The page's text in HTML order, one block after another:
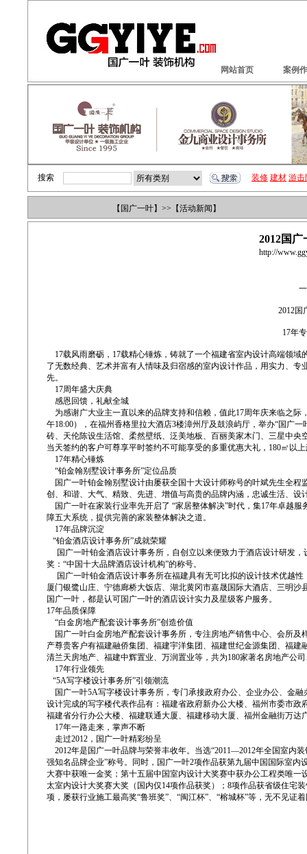
网站首页 案例
搜索 装修 建材 游击
【 国广一叶】>>【活动新闻】
2012国
http://
2012国
17年
17载风雨磨砺，17载精心锤炼，铸就了一个福建省室内设计高端领
了无数经典、艺术并富有人情味及归宿感的室内设计作品，用实力、
先。
17周年盛大庆典
感恩回馈，礼献全城
为感谢广大业主一直以来的品牌支持和信赖，值此17周年庆来临之际
午18:00），在福州香格里拉大酒店3楼漳州厅及鼓浪屿厅，举办“国广
砖、天伦陈设生活馆、柔然壁纸、泛美地板、百丽美家木门、三星中
当天签约的客户可尊享平时签约不可能享受的多重优惠大礼，180㎡以
17年精心锤炼
“铂金翰别墅设计事务所”定位品质
国广一叶铂金翰别墅设计由屡获全国十大设计师称号的叶斌先生全
创、和谐、大气、精致、先进、增值与高贵的品牌内涵，忠诚生活、
国广一叶在家装行业率先开启了 “家居整体解决”时代，集17年卓越
障五大系统，提供完善的家装整体解决之道。
17年品牌沉淀
“铂金酒店设计事务所”成就荣耀
国广一叶铂金酒店设计事务所，自创立以来便致力于酒店设计研发
奖：“中国十大品牌酒店设计机构”的称号。
国广一叶铂金酒店设计事务所在福建具有无可比拟的设计技术优越
厦门银鹭山庄、宁德廊桥大饭店、湖北黄冈市嘉晟国际大酒店、三明
国广一叶，都是认可国广一叶的酒店设计实力及星级客户服务。
17年品质保障
“白金房地产配套设计事务所”创造价值
国广一叶白金房地产配套设计事务所，专注房地产销售中心、会所及
产尊贵客户有福建融侨集团、福建宇洋集团、福建世纪金源集团、福
清兰天房地产、福建中辉置业、万润置业等，共为180家著名房地产公
17年行业领先
“5A写字楼设计事务所”引领潮流
国广一叶5A写字楼设计事务所，专门承接政府办公、企业办公、金
设计完成的写字楼代表作品有：福建省政府新办公大楼、福州市委市
福建省分行办公大楼、福建联通大厦、福建移动大厦、福州金融街万达
17年一路走来，掌声不断
走过2012，国广一叶精彩纷呈
2012年是国广一叶品牌与荣誉丰收年。当选“2011—2012年全国室内
强知名品牌企业”称号。同时，国广一叶2项作品获第九届中国国际室
大赛中获唯一金奖；第十五届中国室内设计大奖赛中获办公工程类唯
太室内设计大奖赛大奖（国内仅14项作品获奖）；8项作品获省级住宅
项，屡获行业施工最高奖“鲁班奖”、“闽江杯”、“榕城杯”等，无不见证